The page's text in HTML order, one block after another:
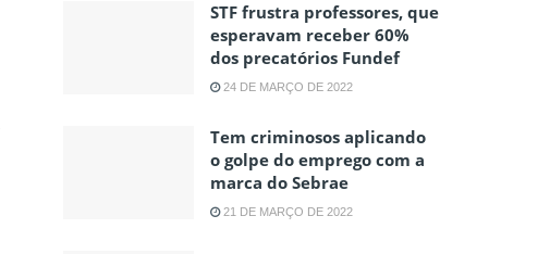
STF frustra professores, que
esperavam receber 60%
dos precatórios Fundef
24 DE MARÇO DE 2022
Tem criminosos aplicando
o golpe do emprego com a
marca do Sebrae
21 DE MARÇO DE 2022